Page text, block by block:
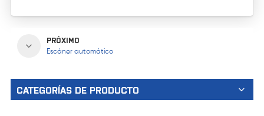
PRÓXIMO
Escáner automático
CATEGORÍAS DE PRODUCTO